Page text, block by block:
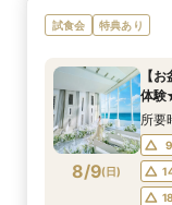
試食会 特典あり
8/9(日)
【
体験
所要